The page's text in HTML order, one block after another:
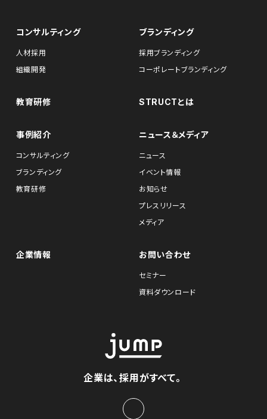
コンサルティング
人材採用
組織開発
ブランディング
採用ブランディング
コーポレートブランディング
教育研修 STRUCTとは
事例紹介
コンサルティング
ブランディング
教育研修
ニュース＆メディア
ニュース
イベント情報
お知らせ
プレスリリース
メディア
企業情報 お問い合わせ
セミナー
資料ダウンロード
企業は、採用がすべて。